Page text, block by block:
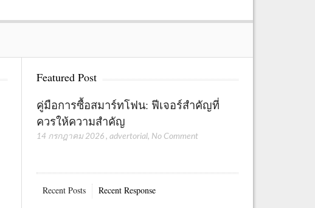
Featured Post
คู่มือการซื้อสมาร์ทโฟน: ฟีเจอร์สำคัญที่
ควรให้ความสำคัญ
14 กรกฎาคม 2026 ,advertorial, No Comment
Recent Posts Recent Response